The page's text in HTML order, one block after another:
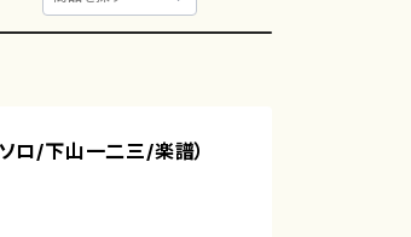
ロ/下山一二三/楽譜）